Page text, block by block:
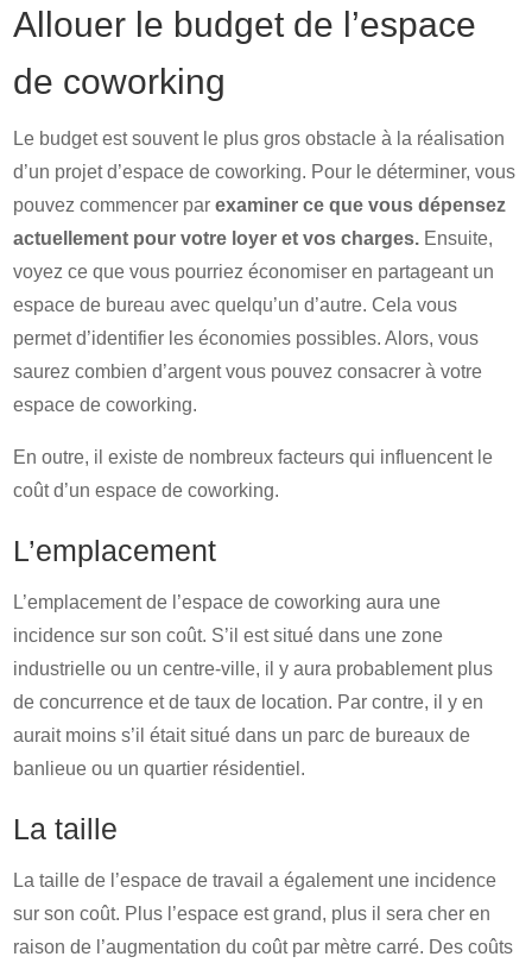
Allouer le budget de l’espace
de coworking
Le budget est souvent le plus gros obstacle à la réalisation
d’un projet d’espace de coworking. Pour le déterminer, vous
pouvez commencer parexaminer ce que vous dépensez
actuellement pour votre loyer et vos charges. Ensuite,
voyez ce que vous pourriez économiser en partageant un
espace de bureau avec quelqu’un d’autre. Cela vous
permet d’identifier les économies possibles. Alors, vous
saurez combien d’argent vous pouvez consacrer à votre
espace de coworking.
En outre, il existe de nombreux facteurs qui influencent le
coût d’un espace de coworking.
L’emplacement
L’emplacement de l’espace de coworking aura une
incidence sur son coût. S’il est situé dans une zone
industrielle ou un centre-ville, il y aura probablement plus
de concurrence et de taux de location. Par contre, il y en
aurait moins s’il était situé dans un parc de bureaux de
banlieue ou un quartier résidentiel.
La taille
La taille de l’espace de travail a également une incidence
sur son coût. Plus l’espace est grand, plus il sera cher en
raison de l’augmentation du coût par mètre carré. Des coûts